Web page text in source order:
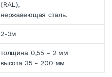
(RAL),
нержавеющая сталь.
2-3м
толщина 0,55 - 2 мм
высота 35 - 200 мм